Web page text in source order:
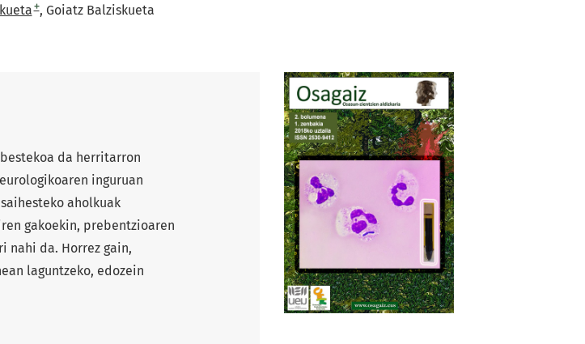
+ Goiatz Balziskueta
da herritarron
inguruan
aholkuak
gakoekin, prebentzioaren
nahi da. Horrez gain,
laguntzeko, edozein